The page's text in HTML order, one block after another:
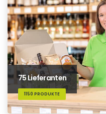
75 Lieferanten
1150 PRODUKTE